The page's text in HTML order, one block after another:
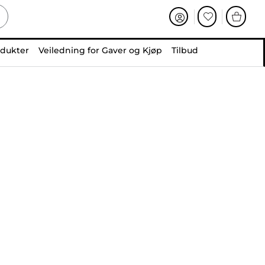
Veiledning for Gaver og Kjøp Tilbud